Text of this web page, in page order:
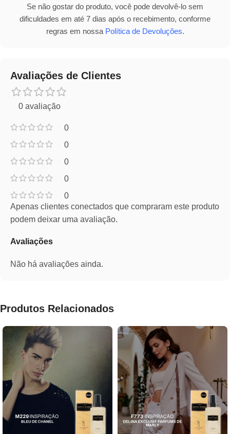
Se não gostar do produto, você pode devolvê-lo sem
dificuldades em até 7 dias após o recebimento, conforme
regras em nossa Política de Devoluções.
Avaliações de Clientes
0 avaliação
0
0
0
0
0
Avaliações
Não há avaliações ainda.
Apenas clientes conectados que compraram este produto
podem deixar uma avaliação.
Produtos Relacionados